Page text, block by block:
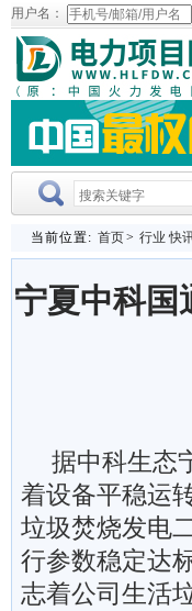
用户名：
当前位置: 首页> 行业 快
宁夏中科国
据中科生态
着设备平稳运
垃圾焚烧发电
行参数稳定达
志着公司生活